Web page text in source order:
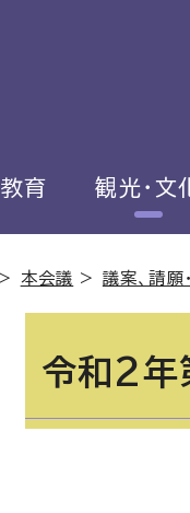
育 観光・文
> 本会議 > 議案、請願
令和2年